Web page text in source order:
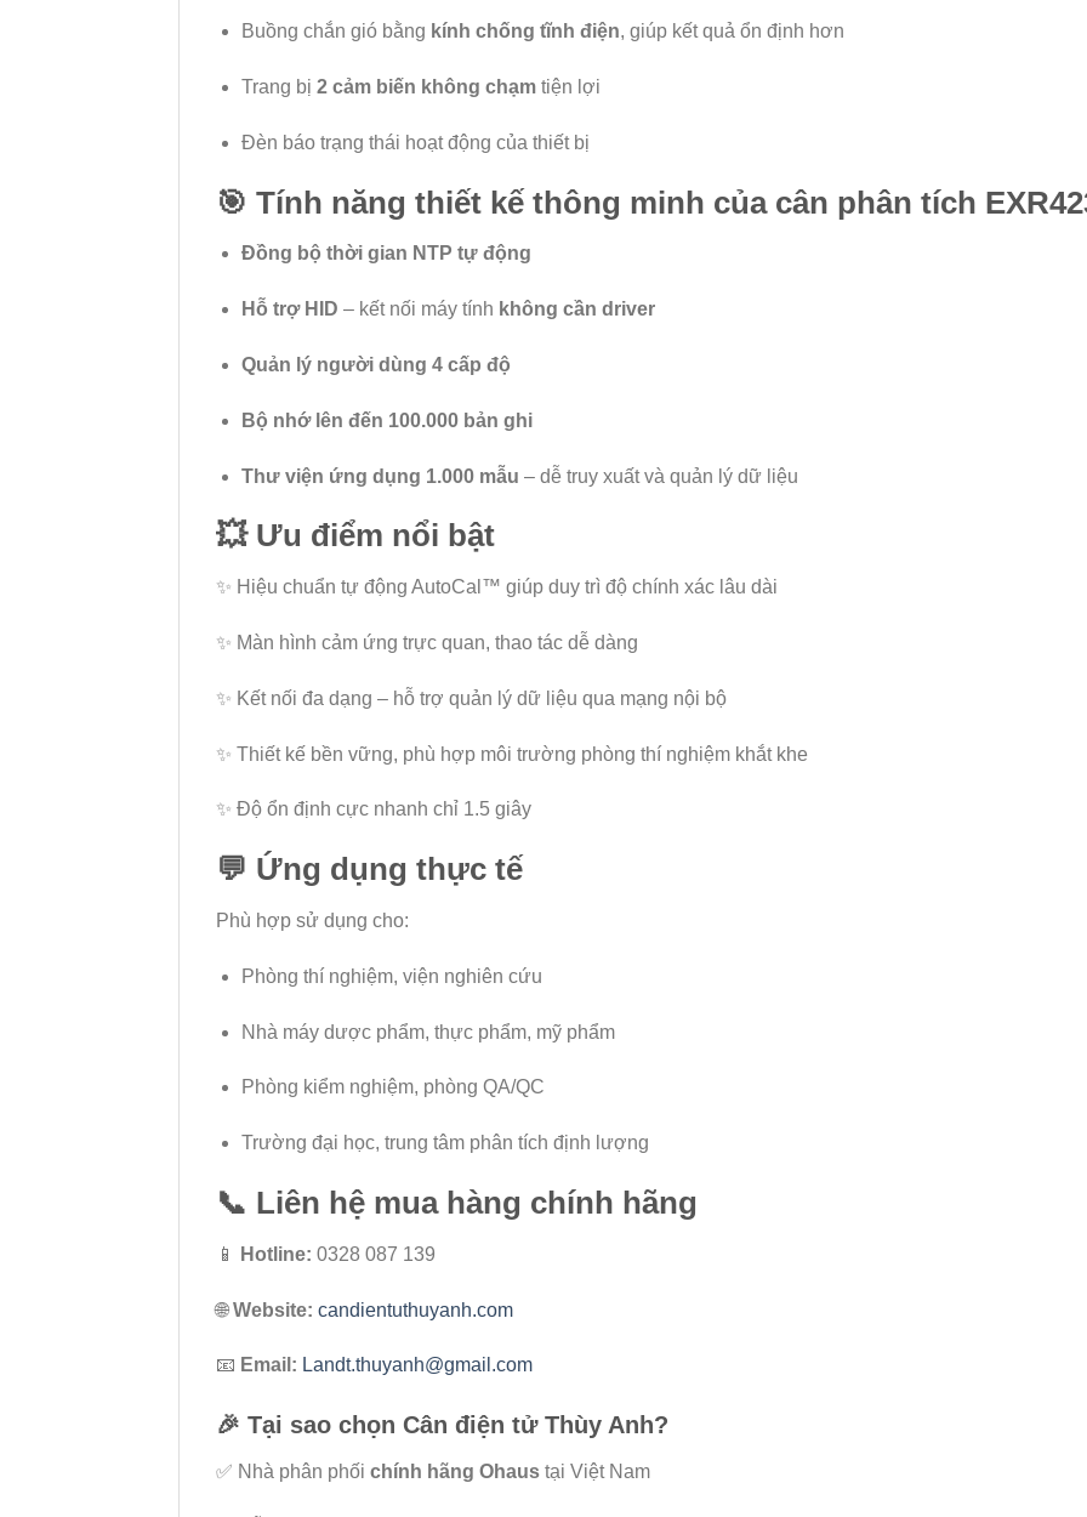
Buồng chắn gió bằng kính chống tĩnh điện, giúp kết quả ổn định hơn
Trang bị 2 cảm biến không chạmtiện lợi
Đèn báo trạng thái hoạt động của thiết bị
🎯 Tính năng thiết kế thông minh của cân phân tích
Đồng bộ thời gian NTP tự động
Hỗ trợ HID – kết nối máy tính không cần driver
Quản lý người dùng 4 cấp độ
Bộ nhớ lên đến 100.000 bản ghi
Thư viện ứng dụng 1.000 mẫu – dễ truy xuất và quản lý dữ liệu
💥 Ưu điểm nổi bật
✨ Hiệu chuẩn tự động AutoCal™ giúp duy trì độ chính xác lâu dài
✨ Màn hình cảm ứng trực quan, thao tác dễ dàng
✨ Kết nối đa dạng – hỗ trợ quản lý dữ liệu qua mạng nội bộ
✨ Thiết kế bền vững, phù hợp môi trường phòng thí nghiệm khắt khe
✨ Độ ổn định cực nhanh chỉ 1.5 giây
💬 Ứng dụng thực tế
Phù hợp sử dụng cho:
Phòng thí nghiệm, viện nghiên cứu
Nhà máy dược phẩm, thực phẩm, mỹ phẩm
Phòng kiểm nghiệm, phòng QA/QC
Trường đại học, trung tâm phân tích định lượng
📞 Liên hệ mua hàng chính hãng
📱 Hotline: 0328 087 139
🌐Website: candientuthuyanh.com
📧 Email: Landt.thuyanh@gmail.com
🎉 Tại sao chọn Cân điện tử Thùy Anh?
✅ Nhà phân phối chính hãng Ohaus tại Việt Nam